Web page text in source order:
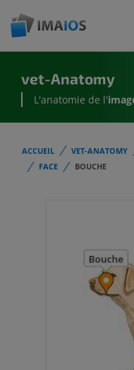
vet-Anatomy
L'anatomie de l'
ACCUEIL VET-ANATOMY
FACE
BOUCHE